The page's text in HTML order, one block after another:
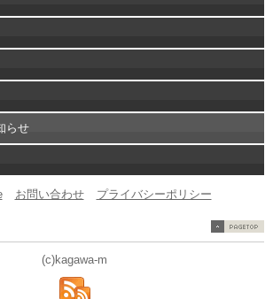
らせ
お問い合わせ プライバシーポリシー
(c)kagawa-m